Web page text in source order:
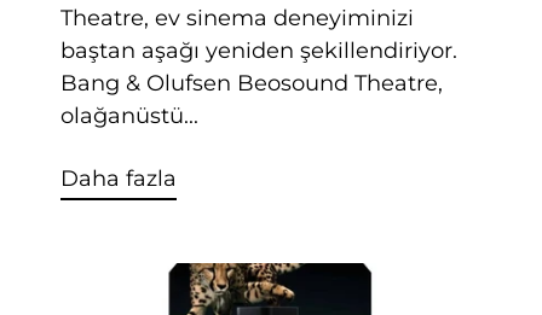
Theatre, ev sinema deneyiminizi
baştan aşağı yeniden şekillendiriyor.
Bang & Olufsen Beosound Theatre,
olağanüstü...
Daha fazla